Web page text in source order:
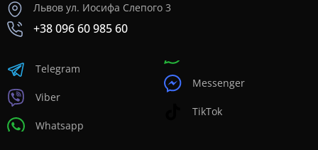
Львов ул. Иосифа Слепого 3
+38 096 60 985 60
Telegram
Viber
Whatsapp
Messenger
TikTok